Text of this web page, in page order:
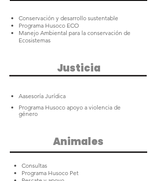
Conservación y desarrollo sustentable
Programa Husoco ECO
Manejo Ambiental para la conservación de
Ecosistemas
Justicia
Aasesoría Jurídica
Programa Husoco apoyo a violencia de
género
Animales
Consultas
Programa Husoco Pet